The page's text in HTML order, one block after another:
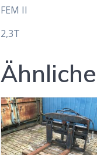
FEM II
2,3T